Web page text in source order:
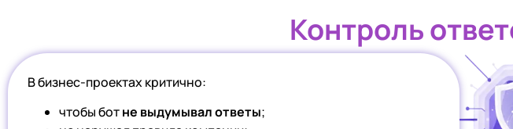
Контроль
В бизнес-проектах критично:
чтобы ботне выдумывал ответы;